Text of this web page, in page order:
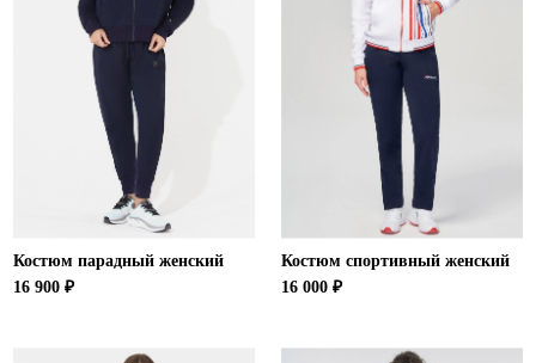
Костюм парадный женский
16 900 ₽
Костюм спортивный женский
16 000 ₽